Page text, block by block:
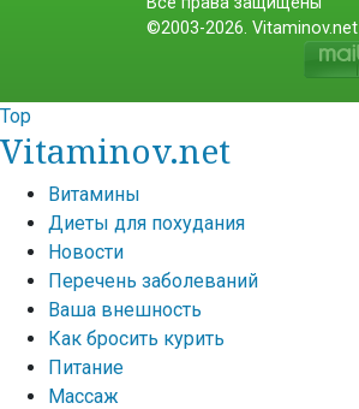
©2003-2026. Vitaminov.net
Top
Vitaminov.net
Витамины
Диеты для похудания
Новости
Перечень заболеваний
Ваша внешность
Как бросить курить
Питание
Массаж